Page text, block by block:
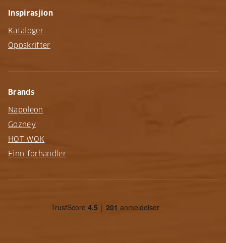
Inspirasjion
Kataloger
Oppskrifter
Brands
Napoleon
Gozney
HOT WOK
Finn forhandler